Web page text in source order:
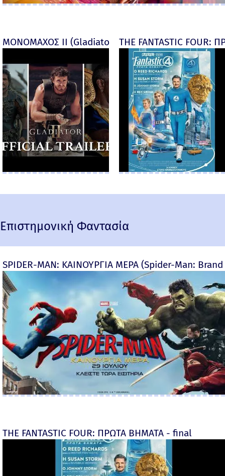
ΜΟΝΟΜΑΧΟΣ ΙΙ (Gladiator II) -THE FANTASTIC
Επιστημονική Φαντασία
SPIDER-MAN: ΚΑΙΝΟΥΡΓΙΑ ΜΕΡΑ (Spider-Man:
THE FANTASTIC FOUR: ΠΡΩΤΑ ΒΗΜΑΤΑ - final